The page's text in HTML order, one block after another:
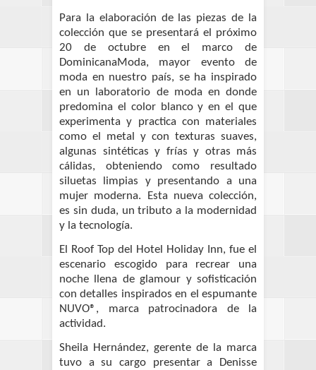
Para la elaboración de las piezas de la
colección que se presentará el próximo
20 de octubre en el marco de
DominicanaModa, mayor evento de
moda en nuestro país, se ha inspirado
en un laboratorio de moda en donde
predomina el color blanco y en el que
experimenta y practica con materiales
como el metal y con texturas suaves,
algunas sintéticas y frías y otras más
cálidas, obteniendo como resultado
siluetas limpias y presentando a una
mujer moderna. Esta nueva colección,
es sin duda, un tributo a la modernidad
y la tecnología.
El Roof Top del Hotel Holiday Inn, fue el
escenario escogido para recrear una
noche llena de glamour y sofisticación
con detalles inspirados en el espumante
NUVO®, marca patrocinadora de la
actividad.
Sheila Hernández, gerente de la marca
tuvo a su cargo presentar a Denisse